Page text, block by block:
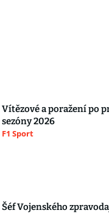
Vítězové a poražení po
sezóny 2026
F1 Sport
Šéf Vojenského